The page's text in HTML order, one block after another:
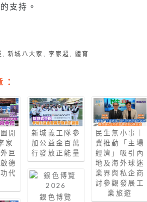
支持。
, 新城八大家 , 李家超 , 體育
開
家
巨
德
代
新城義工隊參
加公益金百萬
行發放正能量
銀色博覽
民生無小事｜
冀推動「主場
經濟」吸引內
地及海外球迷
業界與私企商
討參觀發展工
業旅遊